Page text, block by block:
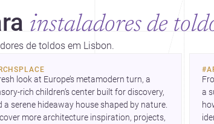
instaladores de
de toldos em Lisbon.
look at Europe’s metamodern turn, a
rich children’s center built for discovery,
a serene hideaway house shaped by nature.
more architecture inspiration, projects,
#
a